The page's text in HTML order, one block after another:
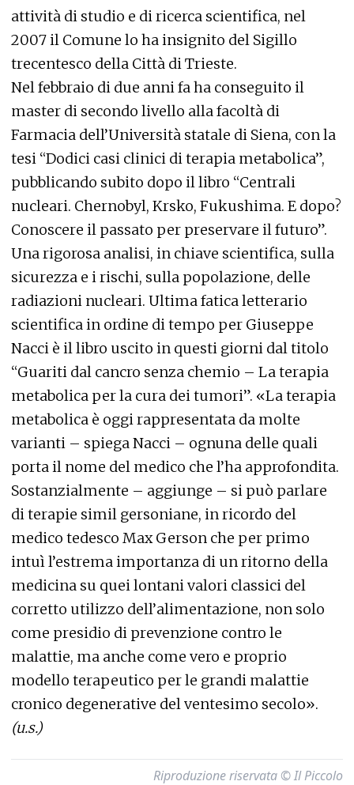
attività di studio e di ricerca scientifica, nel
2007 il Comune lo ha insignito del Sigillo
trecentesco della Città di Trieste.
Nel febbraio di due anni fa ha conseguito il
master di secondo livello alla facoltà di
Farmacia dell’Università statale di Siena, con la
tesi “Dodici casi clinici di terapia metabolica”,
pubblicando subito dopo il libro “Centrali
nucleari. Chernobyl, Krsko, Fukushima. E dopo?
Conoscere il passato per preservare il futuro”.
Una rigorosa analisi, in chiave scientifica, sulla
sicurezza e i rischi, sulla popolazione, delle
radiazioni nucleari. Ultima fatica letterario
scientifica in ordine di tempo per Giuseppe
Nacci è il libro uscito in questi giorni dal titolo
“Guariti dal cancro senza chemio – La terapia
metabolica per la cura dei tumori”. «La terapia
metabolica è oggi rappresentata da molte
varianti – spiega Nacci – ognuna delle quali
porta il nome del medico che l’ha approfondita.
Sostanzialmente – aggiunge – si può parlare
di terapie simil gersoniane, in ricordo del
medico tedesco Max Gerson che per primo
intuì l’estrema importanza di un ritorno della
medicina su quei lontani valori classici del
corretto utilizzo dell’alimentazione, non solo
come presidio di prevenzione contro le
malattie, ma anche come vero e proprio
modello terapeutico per le grandi malattie
cronico degenerative del ventesimo secolo».
(u.s.)
Riproduzione riservata © Il Piccolo